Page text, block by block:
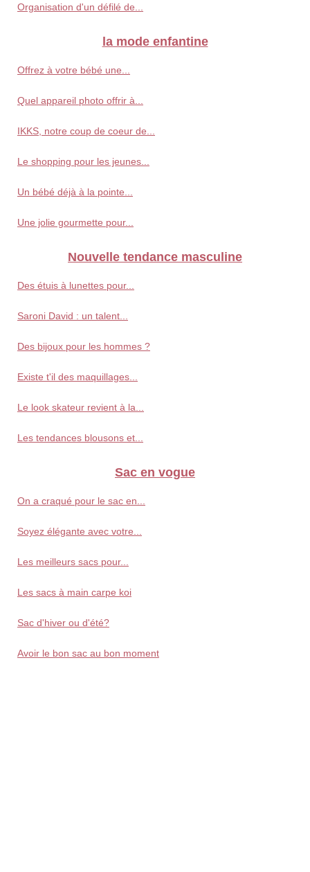
Organisation d'un défilé de...
la mode enfantine
Offrez à votre bébé une...
Quel appareil photo offrir à...
IKKS, notre coup de coeur de...
Le shopping pour les jeunes...
Un bébé déjà à la pointe...
Une jolie gourmette pour...
Nouvelle tendance masculine
Des étuis à lunettes pour...
Saroni David : un talent...
Des bijoux pour les hommes ?
Existe t'il des maquillages...
Le look skateur revient à la...
Les tendances blousons et...
Sac en vogue
On a craqué pour le sac en...
Soyez élégante avec votre...
Les meilleurs sacs pour...
Les sacs à main carpe koi
Sac d'hiver ou d'été?
Avoir le bon sac au bon moment